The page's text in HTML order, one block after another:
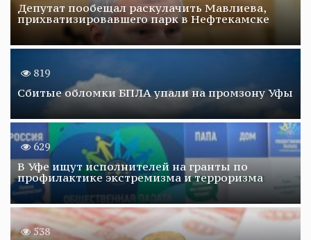
Депутат пообещал раскулачить Мавлиева,
прихватизировавшего парк в Нефтекамске
819
Сбитые обломки БПЛА упали на промзону Уфы
629
В Уфе ищут исполнителей на гранты по
профилактике экстремизма и терроризма
538